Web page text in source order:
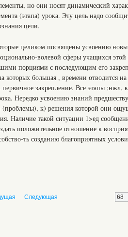
но они носят динамический
(этапа) урока. Эту цель надо
цели.
целиком посвящены усвоению
волевой сферы учащихся
порциями с последующим его
большая , времени отводится на
закрепление. Все этапы ;нжл,
Нередко усвоению знаний
к) решения которой они
Наличие такой ситуации 1>ед
положительное отношение к
ть созданию благоприятных
Следующая